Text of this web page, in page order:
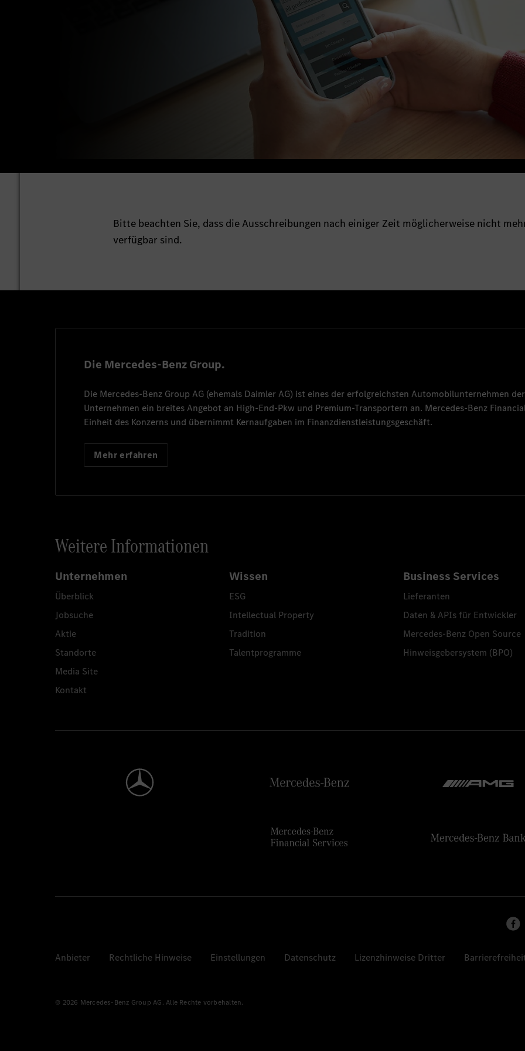
Bitte beachten Sie, dass die Ausschreibungen nach einiger Zeit möglicherweise nicht
verfügbar sind.
Die Mercedes-Benz Group.
Die Mercedes-Benz Group AG (ehemals Daimler AG) ist eines der erfolgreichsten Automobilunternehmen
Unternehmen ein breites Angebot an High-End-Pkw und Premium-Transportern an. Mercedes-Benz
Einheit des Konzerns und übernimmt Kernaufgaben im Finanzdienstleistungsgeschäft.
Mehr erfahren
Weitere Informationen
Unternehmen
Überblick
Jobsuche
Aktie
Standorte
Media Site
Kontakt
Wissen
ESG
Intellectual Property
Tradition
Talentprogramme
Business Services
Lieferanten
Daten & APIs für Entwickler
Mercedes-Benz Open Source
Hinweisgebersystem (BPO)
Anbieter Rechtliche Hinweise Einstellungen Datenschutz Lizenzhinweise Dritter
© 2026 Mercedes-Benz Group AG. Alle Rechte vorbehalten.